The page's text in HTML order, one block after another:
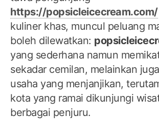
https://popsicleicecream.com/
kuliner khas, muncul peluang
boleh dilewatkan:
yang sederhana namun
sekadar cemilan, melainkan
usaha yang menjanjikan,
kota yang ramai dikunjungi
berbagai penjuru.